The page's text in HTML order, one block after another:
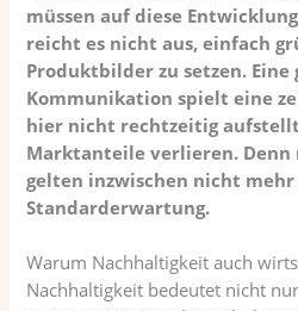
müssen auf diese
reicht es nicht aus, einfach
Produktbilder zu setzen.
Kommunikation spielt eine
hier nicht rechtzeitig
Marktanteile verlieren. Denn
gelten inzwischen nicht mehr
Standarderwartung.
Warum Nachhaltigkeit auch
Nachhaltigkeit bedeutet nicht